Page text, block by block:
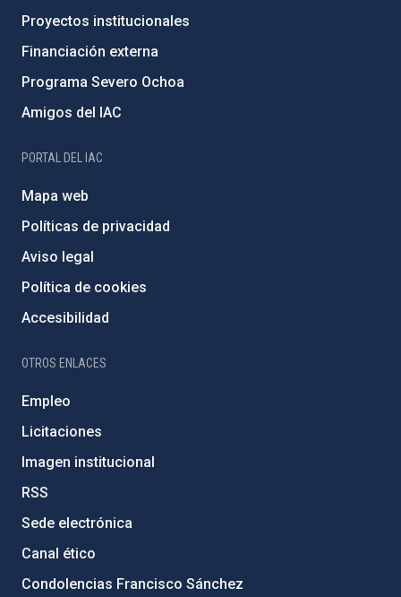
Proyectos institucionales
Financiación externa
Programa Severo Ochoa
Amigos del IAC
PORTAL DEL IAC
Mapa web
Políticas de privacidad
Aviso legal
Política de cookies
Accesibilidad
OTROS ENLACES
Empleo
Licitaciones
Imagen institucional
RSS
Sede electrónica
Canal ético
Condolencias Francisco Sánchez